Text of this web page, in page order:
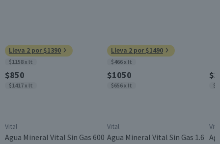
Lleva 2 por $1390
$1158 x lt
$850
$1417 x lt
Vital
Agua Mineral Vital Sin Gas 600
Lleva 2 por $1490
$466 x lt
$1050
$656 x lt
Vital
Agua Mineral Vital Sin Gas 1.6